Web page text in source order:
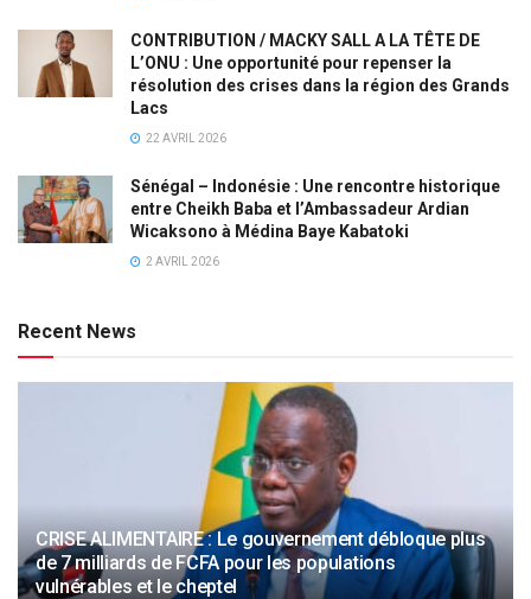
CONTRIBUTION / MACKY SALL A LA TÊTE DE
L’ONU : Une opportunité pour repenser la
résolution des crises dans la région des Grands
Lacs
22 AVRIL 2026
Sénégal – Indonésie : Une rencontre historique
entre Cheikh Baba et l’Ambassadeur Ardian
Wicaksono à Médina Baye Kabatoki
2 AVRIL 2026
Recent News
CRISE ALIMENTAIRE : Le gouvernement débloque plus
de 7 milliards de FCFA pour les populations
vulnérables et le cheptel